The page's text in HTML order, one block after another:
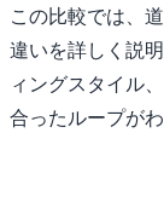
この比較では、
違いを詳しく説
ィングスタイル
合ったループが